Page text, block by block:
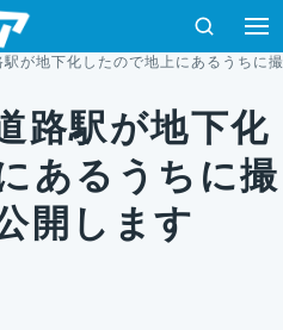
検索
駅が地下化したので地上にあるうちに
路駅が地下化
あるうちに撮
開します